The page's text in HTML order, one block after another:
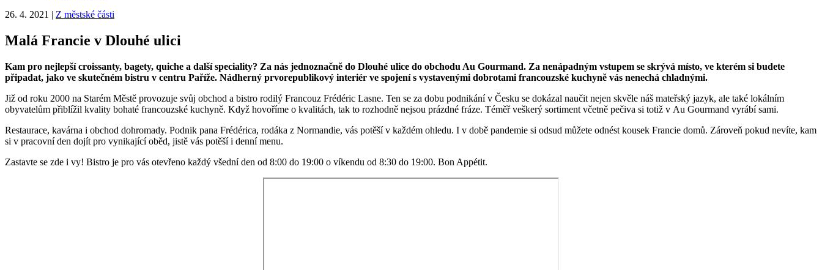
26. 4. 2021 | Z městské části
Malá Francie v Dlouhé ulici
Kam pro nejlepší croissanty, bagety, quiche a další speciality? Za nás jednoznačně do Dlouhé ulice do obchodu Au Gourmand. Za nenápadným vstupem se skrývá místo, ve kterém si budete
připadat, jako ve skutečném bistru v centru Paříže. Nádherný prvorepublikový interiér ve spojení s vystavenými dobrotami francouzské kuchyně vás nenechá chladnými.
Již od roku 2000 na Starém Městě provozuje svůj obchod a bistro rodilý Francouz Frédéric Lasne. Ten se za dobu podnikání v Česku se dokázal naučit nejen skvěle náš mateřský jazyk, ale také lokálním
obyvatelům přiblížil kvality bohaté francouzské kuchyně. Když hovoříme o kvalitách, tak to rozhodně nejsou prázdné fráze. Téměř veškerý sortiment včetně pečiva si totiž v Au Gourmand vyrábí sami.
Restaurace, kavárna i obchod dohromady. Podnik pana Frédérica, rodáka z Normandie, vás potěší v každém ohledu. I v době pandemie si odsud můžete odnést kousek Francie domů. Zároveň pokud nevíte, kam
si v pracovní den dojít pro vynikající oběd, jistě vás potěší i denní menu.
Zastavte se zde i vy! Bistro je pro vás otevřeno každý všední den od 8:00 do 19:00 o víkendu od 8:30 do 19:00. Bon Appétit.